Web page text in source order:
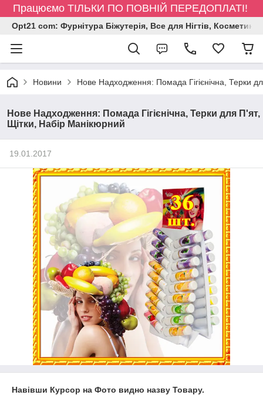
Працюємо ТІЛЬКИ ПО ПОВНІЙ ПЕРЕДОПЛАТІ!
Opt21 com: Фурнітура Біжутерія, Все для Нігтів, Косметика
Новини Нове Надходження: Помада Гігієнічна, Терки
Нове Надходження: Помада Гігієнічна, Терки для П'ят,
Щітки, Набір Манікюрний
19.01.2017
Навівши Курсор на Фото видно назву Товару.